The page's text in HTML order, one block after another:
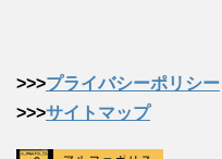
>>>プライバシーポリシー
>>>サイトマップ